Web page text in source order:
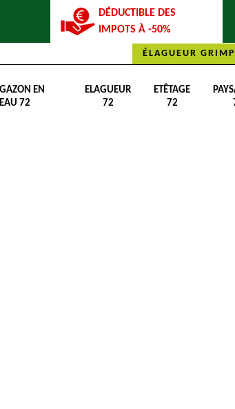
DÉDUCTIBLE DES
IMPOTS À -50%
ÉLAGUEUR
EN
72
ELAGUEUR
72
ETÊTAGE
72